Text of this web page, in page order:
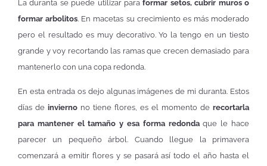
La duranta se puede utilizar paraformar setos, cubrir muros o
formar arbolitos. En macetas su crecimiento es más moderado
pero el resultado es muy decorativo. Yo la tengo en un tiesto
grande y voy recortando las ramas que crecen demasiado para
mantenerlo con una copa redonda.
En esta entrada os dejo algunas imágenes de mi duranta. Estos
días de invierno no tiene flores, es el momento de recortarla
para mantener el tamaño y esa forma redondaque le hace
parecer un pequeño árbol. Cuando llegue la primavera
comenzará a emitir flores y se pasará así todo el año hasta el